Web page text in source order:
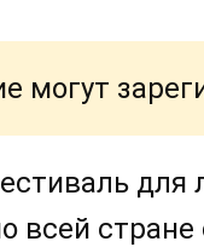
могут
всей